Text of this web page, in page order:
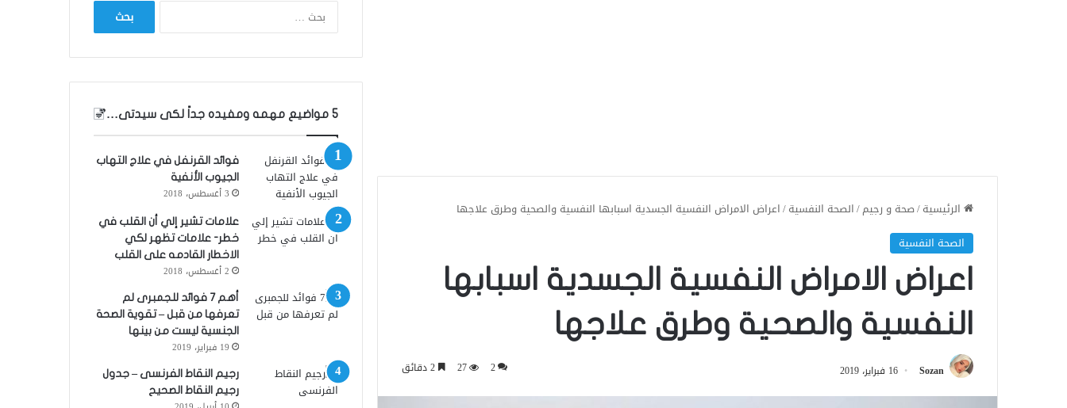
الرئيسية/صحة و رجيم/الصحة النفسية/اعراض الامراض النفسية الجسدية اسبابها النفسية والصحية وطرق علاجها
الصحة النفسية
اعراض الامراض النفسية الجسدية اسبابها
النفسية والصحية وطرق علاجها
Sozan 16 فبراير، 2019 2
27
ح
ن
5 مواضيع مهمه ومفيده جداً لكى سيدتى…💕
فوائد القرنفل في علاج التهاب
الجيوب الأنفية
3 أغسطس، 2018
علامات تشير إلي أن القلب في
خطر- علامات تظهر لكي
الاخطار القادمه على القلب
2 أغسطس، 2018
أهم 7 فوائد للجمبرى لم
تعرفها من قبل – تقوية الصحة
الجنسية ليست من بينها
19 فبراير، 2019
رجيم النقاط الفرنسى – جدول
رجيم النقاط الصحيح